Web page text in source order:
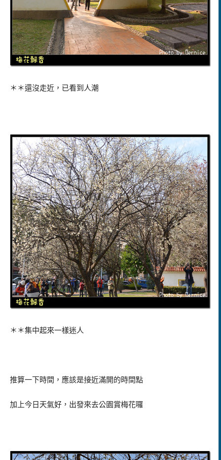
＊＊還沒走近，已看到人潮
＊＊集中起來一樣迷人
推算一下時間，應該是接近滿開的時間點
加上今日天氣好，出發來去公園賞梅花囉